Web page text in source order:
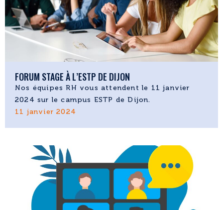
FORUM STAGE À L’ESTP DE DIJON
Nos équipes RH vous attendent le 11 janvier
2024 sur le campus ESTP de Dijon.
11 janvier 2024